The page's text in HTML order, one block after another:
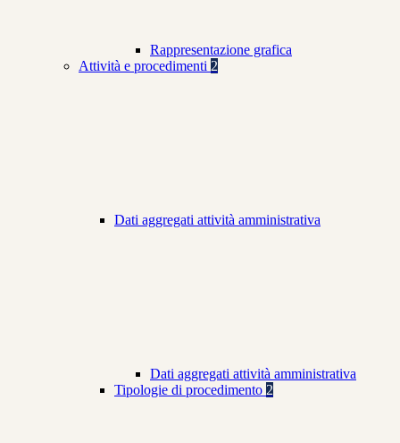
Rappresentazione grafica
Attività e procedimenti 2
Dati aggregati attività amministrativa
Dati aggregati attività amministrativa
Tipologie di procedimento 2